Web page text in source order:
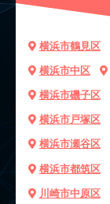
横浜市鶴見区
横浜市中区
横浜市磯子区
横浜市戸塚区
横浜市瀬谷区
横浜市都筑区
川崎市中原区